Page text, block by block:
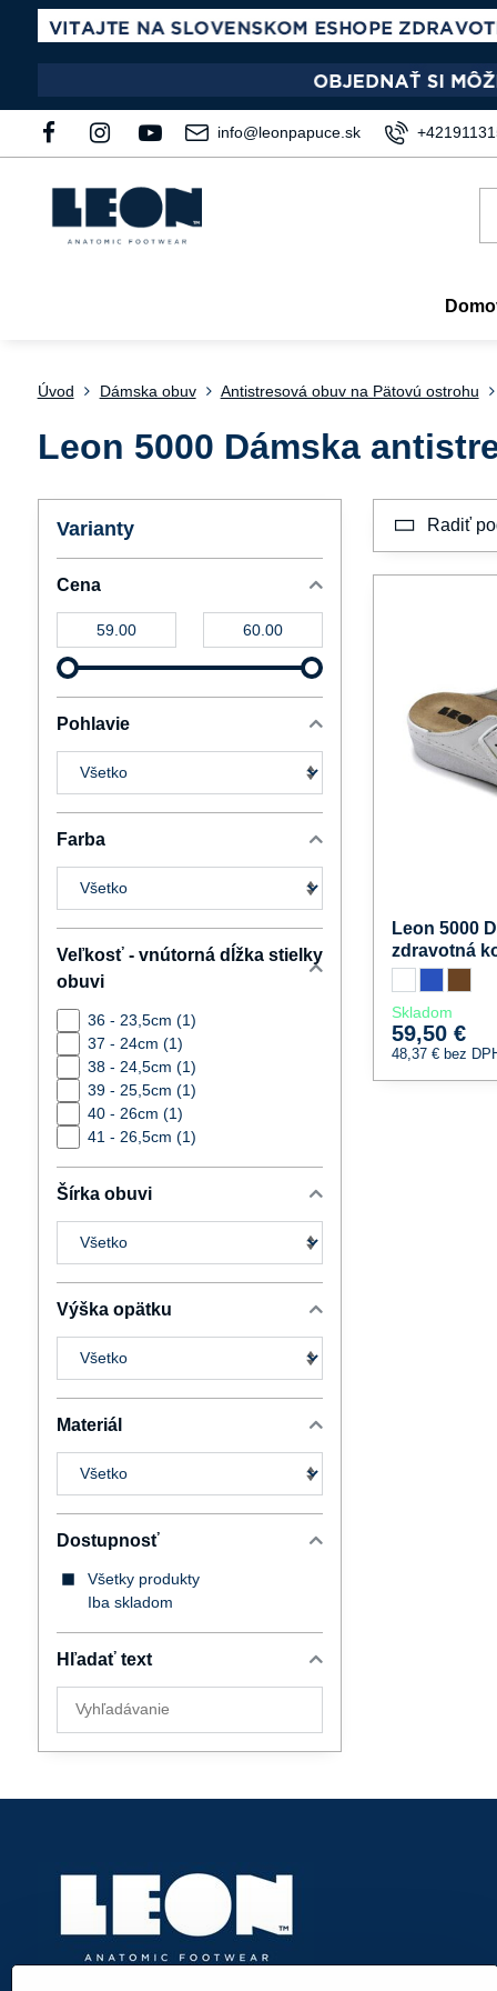
info@leonpapuce.sk
Úvod Dámska obuv Antistresová obuv na Pätovú ostrohu
Leon 5000 Dámska
Radiť
Leon 5000
zdravotná
Skladom
59,50 €
48,37 € bez
Varianty
Cena
Pohlavie
Farba
Veľkosť - vnútorná dĺžka stielky
obuvi
36 - 23,5cm (1)
37 - 24cm (1)
38 - 24,5cm (1)
39 - 25,5cm (1)
40 - 26cm (1)
41 - 26,5cm (1)
Šírka obuvi
Výška opätku
Materiál
Dostupnosť
Všetky produkty
Iba skladom
Hľadať text
filtra